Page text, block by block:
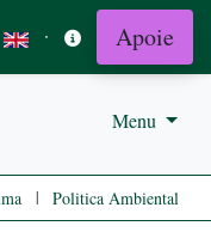
· Apoie
Menu
| Politica Ambiental